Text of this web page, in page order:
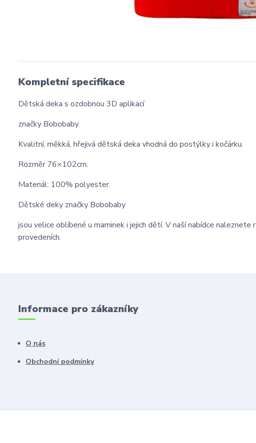
Kompletní specifikace
Dětská deka s ozdobnou 3D aplikací
značky Bobobaby.
Kvalitní, měkká, hřejivá dětská deka vhodná do postýlky i kočárku.
Rozměr 76×102cm.
Materiál: 100% polyester.
Dětské deky značky Bobobaby
jsou velice oblíbené u maminek i jejich dětí. V naší nabídce
provedeních.
Informace pro zákazníky
O nás
Obchodní podmínky